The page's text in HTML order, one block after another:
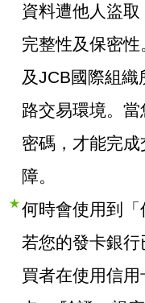
資料遭他人盜
完整性及保密
及JCB國際組
路交易環境。
密碼，才能完
障。
何時會使用到
若您的發卡銀
買者在使用信